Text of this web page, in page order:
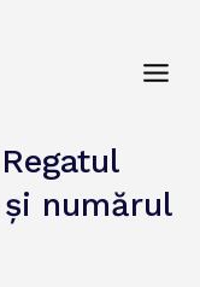
numărul